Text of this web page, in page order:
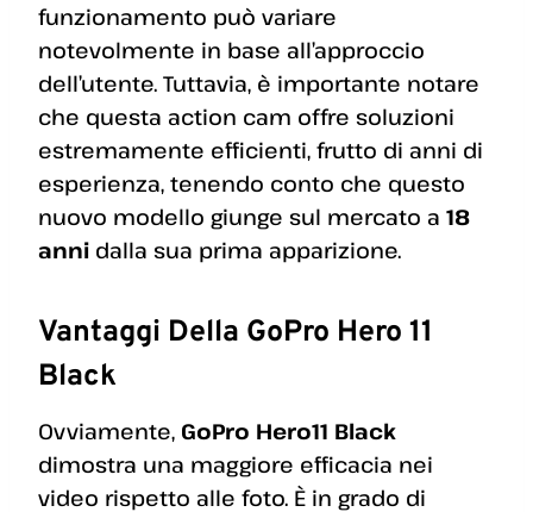
funzionamento può variare
notevolmente in base all’approccio
dell’utente. Tuttavia, è importante notare
che questa action cam offre soluzioni
estremamente efficienti, frutto di anni di
esperienza, tenendo conto che questo
nuovo modello giunge sul mercato a 18
anni dalla sua prima apparizione.
Vantaggi Della GoPro Hero 11
Black
Ovviamente, GoPro Hero11 Black
dimostra una maggiore efficacia nei
video rispetto alle foto. È in grado di